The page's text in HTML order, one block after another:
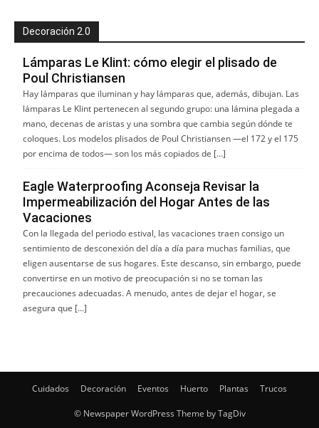
Decoración 2.0
Lámparas Le Klint: cómo elegir el plisado de
Poul Christiansen
Hay lámparas que iluminan y hay lámparas que, además, dibujan. Las
lámparas Le Klint pertenecen al segundo grupo: una lámina plegada a
mano, decenas de aristas y una sombra que cambia según dónde te
coloques. Los modelos plisados de Poul Christiansen —el 172 y el 175
por encima de todos— son los más copiados de […]
Eagle Waterproofing Aconseja Revisar la
Impermeabilización del Hogar Antes de las
Vacaciones
Con la llegada del periodo estival, las vacaciones traen consigo un
sentimiento de desconexión del día a día para muchas familias, que
eligen ausentarse de sus hogares. Este descanso, sin embargo, puede
convertirse en un motivo de preocupación si no se toman las
precauciones adecuadas. A menudo, antes de dejar el hogar, se
asegura que […]
Cuidados Decoración Eventos Huerto Plantas Trucos
© Newspaper WordPress Theme by TagDiv